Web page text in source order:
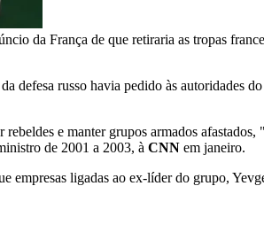
da França de que retiraria as tropas
defesa russo havia pedido às autoridades
e manter grupos armados afastados,
de 2001 a 2003, à CNN em janeiro.
empresas ligadas ao ex-líder do grupo,